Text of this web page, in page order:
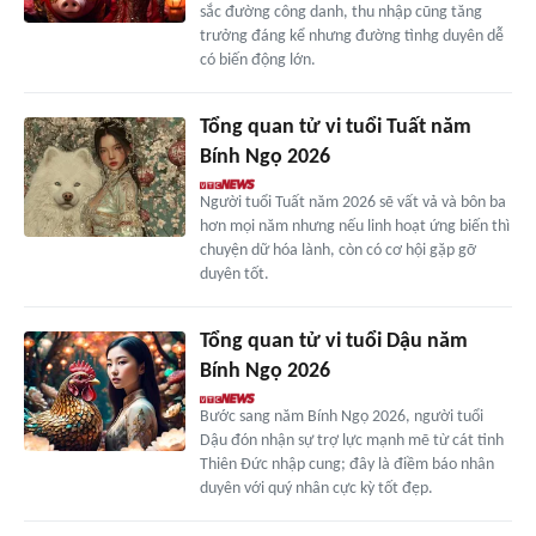
sắc đường công danh, thu nhập cũng tăng
trưởng đáng kể nhưng đường tìnhg duyên dễ
có biến động lớn.
Tổng quan tử vi tuổi Tuất năm
Bính Ngọ 2026
Người tuổi Tuất năm 2026 sẽ vất vả và bôn ba
hơn mọi năm nhưng nếu linh hoạt ứng biến thì
chuyện dữ hóa lành, còn có cơ hội gặp gỡ
duyên tốt.
Tổng quan tử vi tuổi Dậu năm
Bính Ngọ 2026
Bước sang năm Bính Ngọ 2026, người tuổi
Dậu đón nhận sự trợ lực mạnh mẽ từ cát tinh
Thiên Đức nhập cung; đây là điềm báo nhân
duyên với quý nhân cực kỳ tốt đẹp.